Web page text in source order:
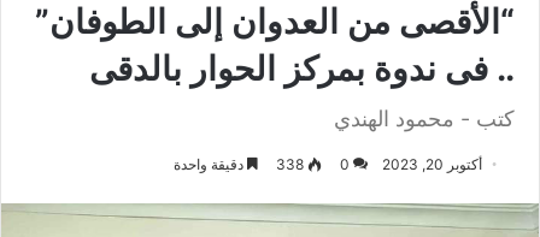
“الأقصى من العدوان إلى الطوفان”
.. فى ندوة بمركز الحوار بالدقى
كتب - محمود الهندي
أكتوبر 20, 2023 0
338 دقيقة واحدة